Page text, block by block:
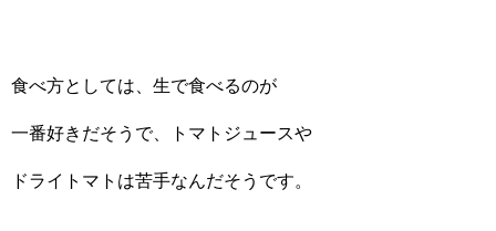
食べ方としては、生で食べるのが
一番好きだそうで、トマトジュースや
ドライトマトは苦手なんだそうです。